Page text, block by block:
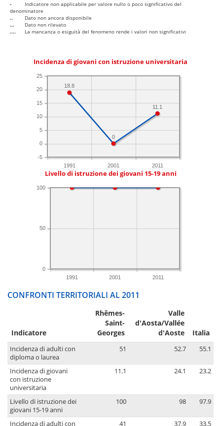
-
Indicatore non applicabile per valore nullo o poco significativo del
denominatore
..
Dato non ancora disponibile
...
Dato non rilevato
....
La mancanza o esiguità del fenomeno rende i valori non significativi
Incidenza di giovani con istruzione universitaria
1991 2001 2011
-5
0
5
10
15
20
25
11.1
0
18.8
Livello di istruzione dei giovani 15-19 anni
1991 2001 2011
0
50
100
CONFRONTI TERRITORIALI AL 2011
Indicatore
Rhêmes-
Saint-
Georges
Valle
d'Aosta/Vallée
d'Aoste
Italia
Incidenza di adulti con
diploma o laurea
51 52.7 55.1
Incidenza di giovani
con istruzione
universitaria
11.1 24.1 23.2
Livello di istruzione dei
giovani 15-19 anni
100 98 97.9
Incidenza di adulti con 41 37.9 33.5